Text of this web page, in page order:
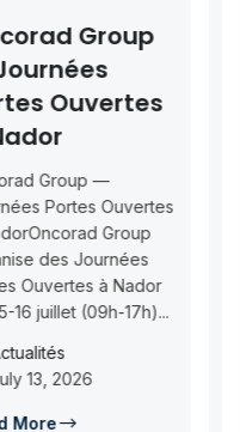
Concours
Rabat & Dakhla
2026-2027 —
Inscription
Jusqu’au 2026-
07-18
Concours d’accès L1
Inscription jusqu’au
07-18ISMAC ouvre les
candidatures au
d’accès en L1 pour...
Concours Post-Bac